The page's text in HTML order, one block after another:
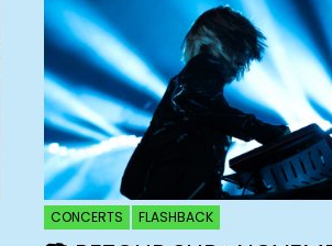
CONCERTS FLASHBACK